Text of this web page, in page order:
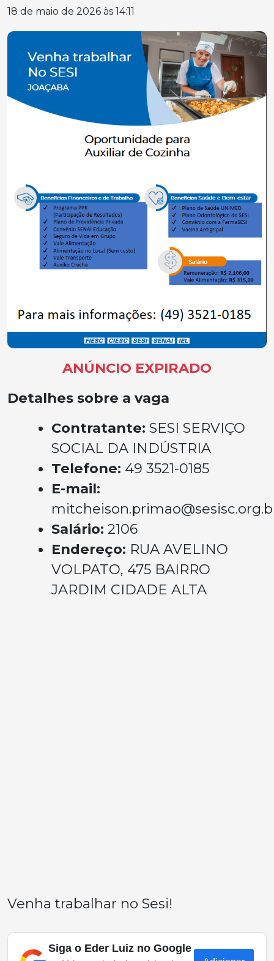
18 de maio de 2026 às 14:11
ANÚNCIO EXPIRADO
Detalhes sobre a vaga
Contratante: SESI SERVIÇO
SOCIAL DA INDÚSTRIA
Telefone: 49 3521-0185
E-mail:
Salário: 2106
Endereço: RUA AVELINO
VOLPATO, 475 BAIRRO
JARDIM CIDADE ALTA
Venha trabalhar no Sesi!
Siga o Eder Luiz no Google